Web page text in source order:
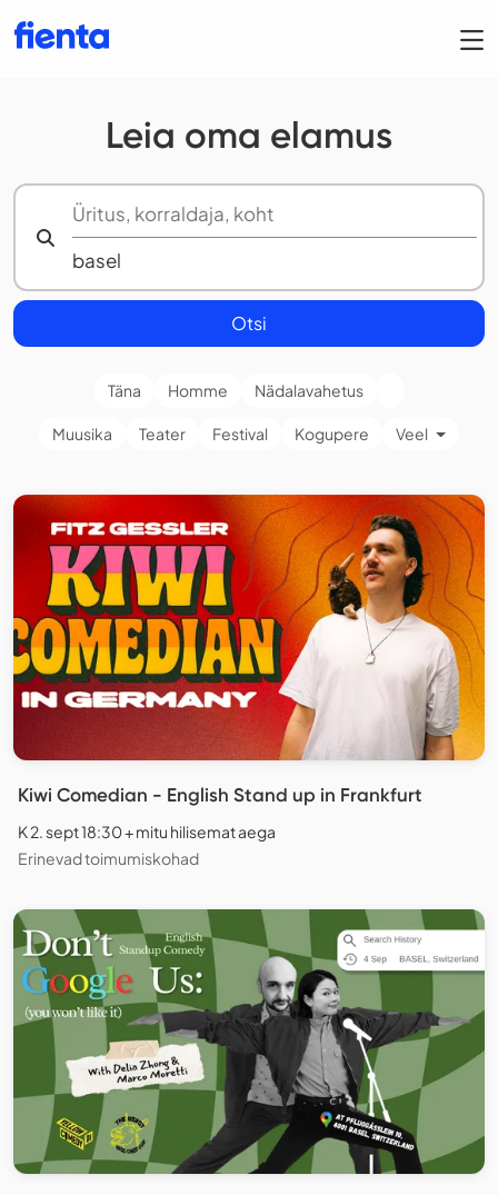
Leia oma elamus
Otsi
Täna Homme Nädalavahetus
Muusika Teater Festival Kogupere Veel
Kiwi Comedian - English Stand up in Frankfurt
K 2. sept 18:30 + mitu hilisemat aega
Erinevad toimumiskohad